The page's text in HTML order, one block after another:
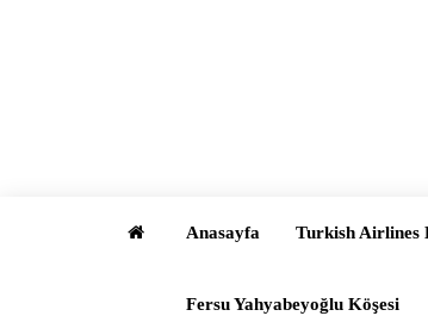
Anasayfa Turkish Airlines
Fersu Yahyabeyoğlu Köşesi